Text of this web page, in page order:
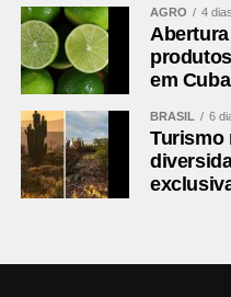
Suplentes
1º Rilton Boza – Campo
2º Antônio Adamir Digner
Secretário-executivo
Neco Prado
Comentários Facebook
AGRO 4
em Cuba
BRASIL 6
Turismo